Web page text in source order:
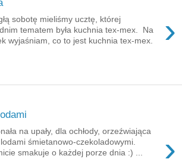
›
sobotę mieliśmy ucztę, której
tematem była kuchnia tex-mex. Na
wyjaśniam, co to jest kuchnia tex-mex.
›
na upały, dla ochłody, orzeźwiająca
śmietanowo-czekoladowymi.
smakuje o każdej porze dnia :) ...